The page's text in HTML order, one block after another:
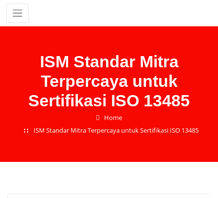
Skip
content
ISM Standar Mitra
Terpercaya untuk
Sertifikasi ISO 13485
Home
ISM Standar Mitra Terpercaya untuk Sertifikasi ISO 13485